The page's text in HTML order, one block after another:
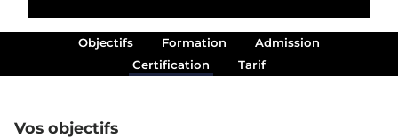
Objectifs Formation
Admission
Certification
Tarif
Vos objectifs